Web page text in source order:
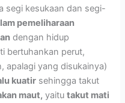
segi kesukaan dan segi-
pemeliharaan
dengan hidup
bertuhankan perut,
apalagi yang disukainya)
kuatir sehingga takut
maut, yaitutakut mati